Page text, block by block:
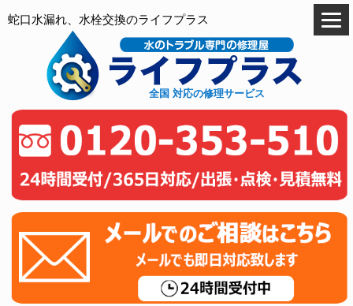
蛇口水漏れ、水栓交換のライフプラス
全国 対応の修理サービス